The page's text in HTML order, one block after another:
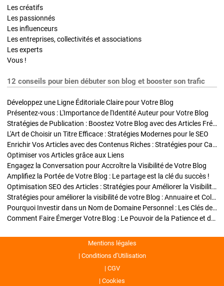
Les créatifs
Les passionnés
Les influenceurs
Les entreprises, collectivités et associations
Les experts
Vous !
12 conseils pour bien débuter son blog et booster son trafic
Développez une Ligne Éditoriale Claire pour Votre Blog
Présentez-vous : L'Importance de l'Identité Auteur pour Votre Blog
Stratégies de Publication : Boostez Votre Blog avec des Articles Fréquents et Exclusifs
L'Art de Choisir un Titre Efficace : Stratégies Modernes pour le SEO
Enrichir Vos Articles avec des Contenus Riches : Stratégies pour Captiver et Optimiser
Optimiser vos Articles grâce aux Liens
Engagez la Conversation pour Accroître la Visibilité de Votre Blog
Amplifiez la Portée de Votre Blog : Le partage est la clé du succès !
Optimisation SEO des Articles : Stratégies pour Améliorer la Visibilité de Votre Blog
Stratégies pour améliorer la visibilité de votre Blog : Annuaire et Collaborations
Pourquoi Investir dans un Nom de Domaine Personnel : Les Clés de la Réussite de Votre Blog
Comment Faire Émerger Votre Blog : Le Pouvoir de la Patience et de la Persévérance
Mentions légales
Conditions d’Utilisation
CGV
Cookies